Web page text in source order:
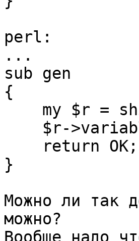
perl:
...
sub gen
{
}
Можно ли так
можно?
Вообще надо